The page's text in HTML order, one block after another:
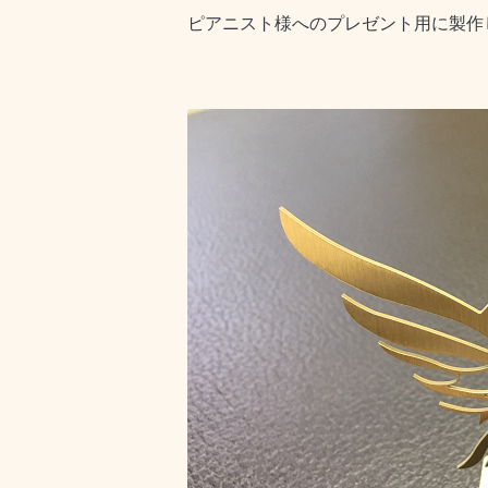
ピアニスト様へのプレゼント用に製